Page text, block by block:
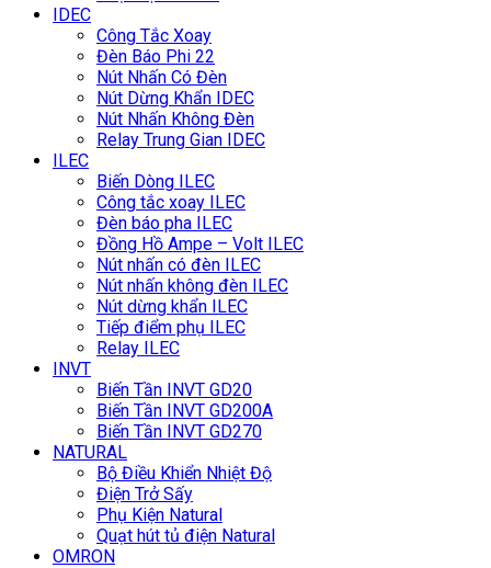
IDEC
Công Tắc Xoay
Đèn Báo Phi 22
Nút Nhấn Có Đèn
Nút Dừng Khẩn IDEC
Nút Nhấn Không Đèn
Relay Trung Gian IDEC
ILEC
Biến Dòng ILEC
Công tắc xoay ILEC
Đèn báo pha ILEC
Đồng Hồ Ampe – Volt ILEC
Nút nhấn có đèn ILEC
Nút nhấn không đèn ILEC
Nút dừng khẩn ILEC
Tiếp điểm phụ ILEC
Relay ILEC
INVT
Biến Tần INVT GD20
Biến Tần INVT GD200A
Biến Tần INVT GD270
NATURAL
Bộ Điều Khiển Nhiệt Độ
Điện Trở Sấy
Phụ Kiện Natural
Quạt hút tủ điện Natural
OMRON